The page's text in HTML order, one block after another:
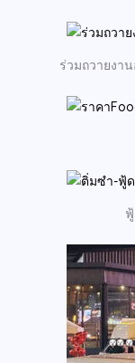
ร่วมถวายงา